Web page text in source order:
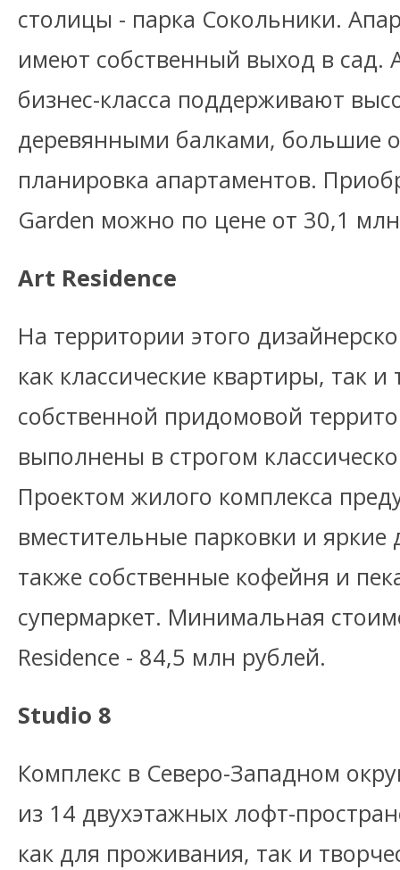
столицы - парка Сокольники.
имеют собственный выход в сад.
бизнес-класса поддерживают
деревянными балками, большие
планировка апартаментов.
Garden можно по цене от 30,1
Art Residence
На территории этого
как классические квартиры, так и
собственной придомовой
выполнены в строгом
Проектом жилого комплекса
вместительные парковки и
также собственные кофейня и
супермаркет. Минимальная
Residence - 84,5 млн рублей.
Studio 8
Комплекс в Северо-Западном
из 14 двухэтажных лофт-
как для проживания, так и